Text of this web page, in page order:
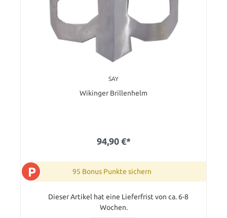
SAY
Wikinger Brillenhelm
94,90 €*
P 95 Bonus Punkte sichern
Dieser Artikel hat eine Lieferfrist von ca. 6-8
Wochen.